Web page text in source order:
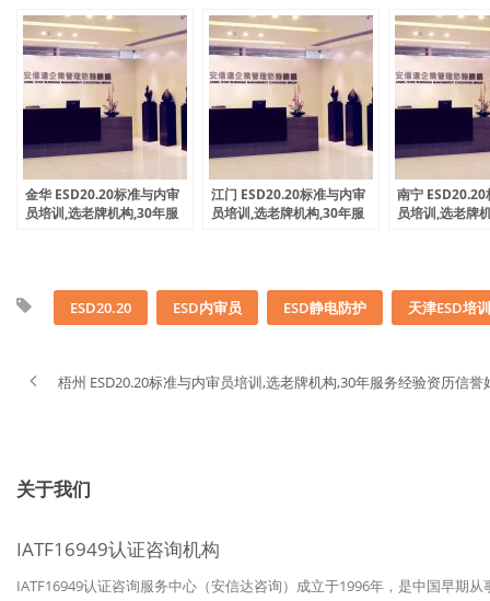
金华 ESD20.20标准与内审
员培训,选老牌机构,30年服
江门 ESD20.20标准与内审
员培训,选老牌机构,30年服
南宁
员培训,选老牌
ESD20.20 ESD内审员 ESD静电防护 天津ESD培训
梧州 ESD20.20标准与内审员培训,选老牌机构,30年服务经验资历信誉
关于我们
IATF16949认证咨询机构
IATF16949认证咨询服务中心（安信达咨询）成立于1996年，是中国早期